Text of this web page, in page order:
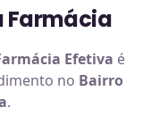
Farmácia
Efetiva é
no Bairro
.